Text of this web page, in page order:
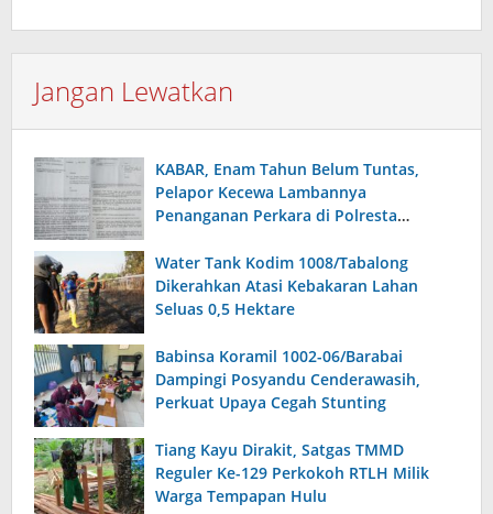
Jangan Lewatkan
KABAR, Enam Tahun Belum Tuntas,
Pelapor Kecewa Lambannya
Penanganan Perkara di Polresta
Water Tank Kodim 1008/Tabalong
Dikerahkan Atasi Kebakaran Lahan
Seluas 0,5 Hektare
Babinsa Koramil 1002-06/Barabai
Dampingi Posyandu Cenderawasih,
Perkuat Upaya Cegah Stunting
Tiang Kayu Dirakit, Satgas TMMD
Reguler Ke-129 Perkokoh RTLH Milik
Warga Tempapan Hulu